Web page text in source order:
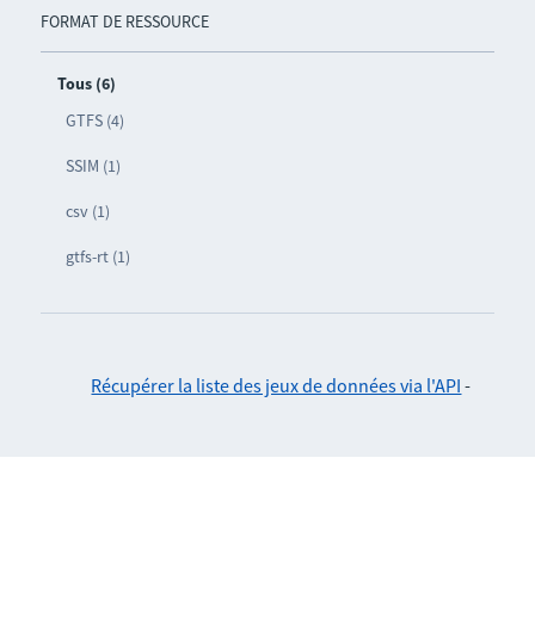
FORMAT DE RESSOURCE
Tous (6)
GTFS (4)
SSIM (1)
csv (1)
gtfs-rt (1)
Récupérer la liste des jeux de données via l'API -